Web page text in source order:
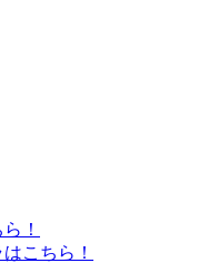
！
こちら！